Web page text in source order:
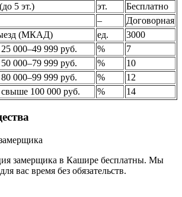
5 эт.)
эт.
Бесплатно
–
Договорная
(МКАД)
ед.
3000
000–49 999 руб.
%
7
000–79 999 руб.
%
10
000–99 999 руб.
%
12
100 000 руб.
% 14
замерщика в Кашире бесплатны. Мы
вас время без обязательств.